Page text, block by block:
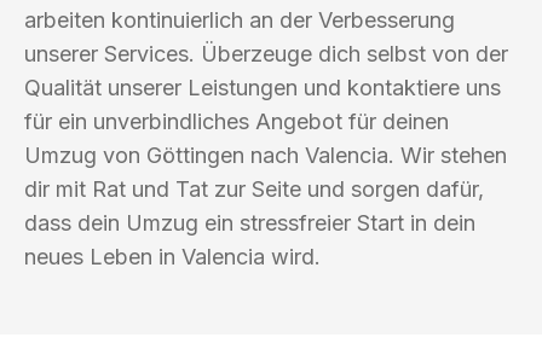
arbeiten kontinuierlich an der Verbesserung
unserer Services. Überzeuge dich selbst von der
Qualität unserer Leistungen und kontaktiere uns
für ein unverbindliches Angebot für deinen
Umzug von Göttingen nach Valencia. Wir stehen
dir mit Rat und Tat zur Seite und sorgen dafür,
dass dein Umzug ein stressfreier Start in dein
neues Leben in Valencia wird.